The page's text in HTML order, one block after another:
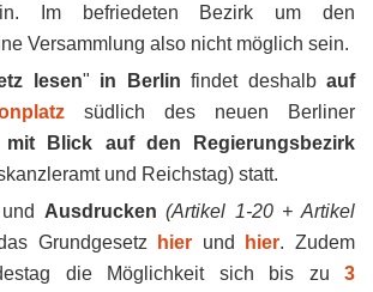
Im befriedeten Bezirk um den
Versammlung also nicht möglich sein.
lesen" in Berlin findet deshalbauf
südlich des neuen Berliner
mit Blick auf den Regierungsbezirk
und Reichstag) statt.
und Ausdrucken (Artikel 1-20 + Artikel
Grundgesetz hier und hier. Zudem
die Möglichkeit sich bis zu 3